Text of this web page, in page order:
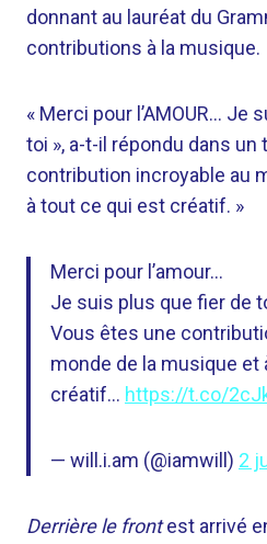
donnant au lauréat du
contributions à la musique.
« Merci pour l’AMOUR… Je
toi », a-t-il répondu dans
contribution incroyable au
à tout ce qui est créatif. »
Merci pour l’amour…
Je suis plus que fier de
Vous êtes une
monde de la musique et
créatif… https://t.co/
— will.i.am (@iamwill) 2
Derrière le frontest arrivé